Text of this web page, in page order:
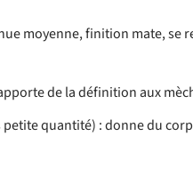
moyenne, finition mate,
de la définition aux
petite quantité) : donne du